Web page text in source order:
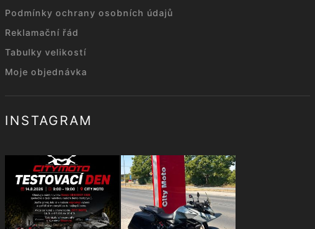
Podmínky ochrany osobních údajů
Reklamační řád
Tabulky velikostí
Moje objednávka
INSTAGRAM